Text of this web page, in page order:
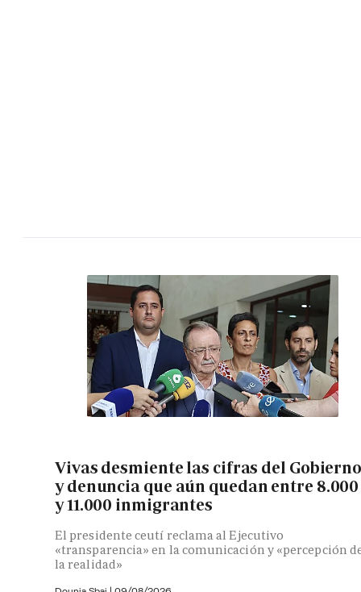
Vivas desmiente las cifras del
y denuncia que aún quedan entre 8.000
y 11.000 inmigrantes
El presidente ceutí reclama al Ejecutivo
«transparencia» en la comunicación y «percepción
la realidad»